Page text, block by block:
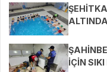
İÇİN